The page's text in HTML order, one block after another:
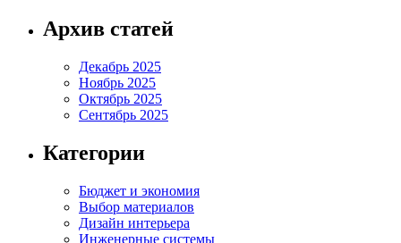
Архив статей
Декабрь 2025
Ноябрь 2025
Октябрь 2025
Сентябрь 2025
Категории
Бюджет и экономия
Выбор материалов
Дизайн интерьера
Инженерные системы